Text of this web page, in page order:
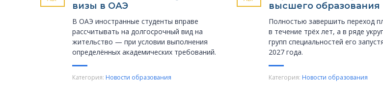
визы в ОАЭ
В ОАЭ иностранные студенты вправе
рассчитывать на долгосрочный вид на
жительство — при условии выполнения
определённых академических требований.
Категория: Новости образования
высшего образования
Полностью завершить переход
в течение трёх лет, а в ряде
групп специальностей его
2027 года.
Категория: Новости образования